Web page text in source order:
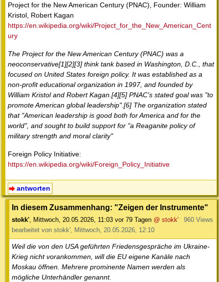
Project for the New American Century (PNAC), Founder: William
Kristol, Robert Kagan
https://en.wikipedia.org/wiki/Project_for_the_New_American_Cent
ury
The Project for the New American Century (PNAC) was a
neoconservative[1][2][3] think tank based in Washington, D.C., that
focused on United States foreign policy. It was established as a
non-profit educational organization in 1997, and founded by
William Kristol and Robert Kagan.[4][5] PNAC's stated goal was "to
promote American global leadership".[6] The organization stated
that "American leadership is good both for America and for the
world", and sought to build support for "a Reaganite policy of
military strength and moral clarity"
Foreign Policy Initiative:
https://en.wikipedia.org/wiki/Foreign_Policy_Initiative
antworten
In diesem Zusammenhang: "Zeigen der Instrumente"
stokk', Mittwoch, 20.05.2026, 11:03 vor 79 Tagen @ stokk'
960 Views
bearbeitet von stokk', Mittwoch, 20.05.2026, 12:10
Weil die von den USA geführten Friedensgespräche im Ukraine-
Krieg nicht vorankommen, will die EU eigene Kanäle nach
Moskau öffnen. Mehrere prominente Namen werden als
mögliche Unterhändler genannt.